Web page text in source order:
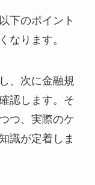
下のポイント
なります。
、次に金融規
認します。そ
つ、実際のケ
識が定着しま